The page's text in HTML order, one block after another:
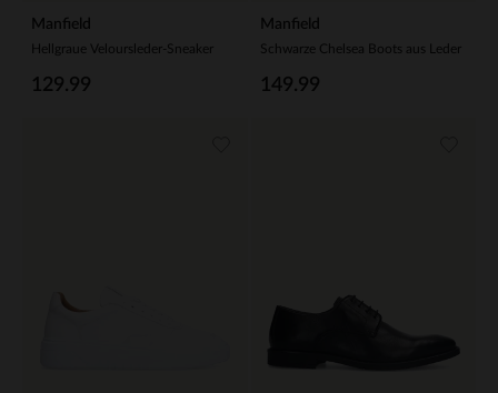
Manfield
Hellgraue Veloursleder-Sneaker
129.99
Manfield
Schwarze Chelsea Boots aus Leder
149.99